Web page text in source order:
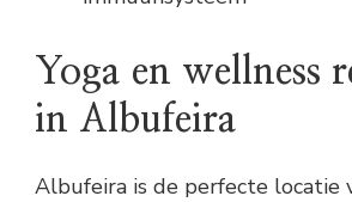
Yoga en wellness
in Albufeira
Albufeira is de perfecte locatie